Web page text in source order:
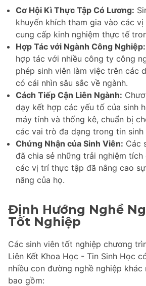
Cơ Hội Kì Thực Tập Có Lương:
khuyến khích tham gia vào các
cung cấp kinh nghiệm thực tế
Hợp Tác với Ngành Công Nghiệp:
hợp tác với nhiều công ty công
phép sinh viên làm việc trên các
có cái nhìn sâu sắc về ngành.
Cách Tiếp Cận Liên Ngành:
dạy kết hợp các yếu tố của sinh
máy tính và thống kê, chuẩn bị
các vai trò đa dạng trong tin sinh
Chứng Nhận của Sinh Viên: Các
đã chia sẻ những trải nghiệm
các vị trí thực tập đã nâng cao
năng của họ.
Định Hướng Nghề
Tốt Nghiệp
Các sinh viên tốt nghiệp chương
Liên Kết Khoa Học - Tin Sinh Học
nhiều con đường nghề nghiệp khác
bao gồm: